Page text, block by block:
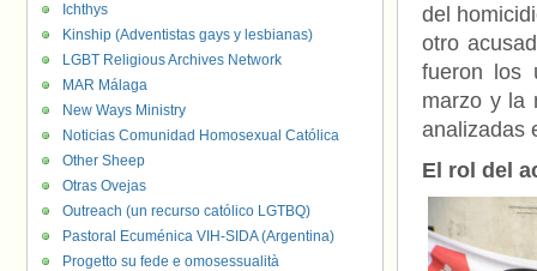
del
otro
fueron los
marzo y la
analizadas
El rol del
Ichthys
Kinship (Adventistas gays y lesbianas)
LGBT Religious Archives Network
MAR Málaga
New Ways Ministry
Noticias Comunidad Homosexual Católica
Other Sheep
Otras Ovejas
Outreach (un recurso católico LGTBQ)
Pastoral Ecuménica VIH-SIDA (Argentina)
Progetto su fede e omosessualità